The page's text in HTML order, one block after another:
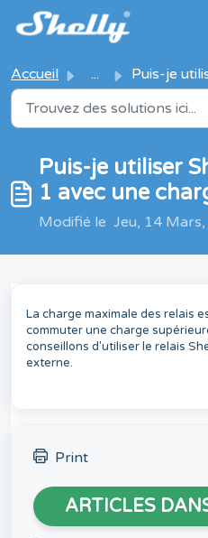
Passer au contenu principal
Accueil ... Puis-je utiliser Shelly 1/Shelly Plus 1
Puis-je utiliser
1 avec une
Modifié le Jeu, 14
La charge maximale des relais
commuter une charge
conseillons d'utiliser le relais
externe.
Print
ARTICLES